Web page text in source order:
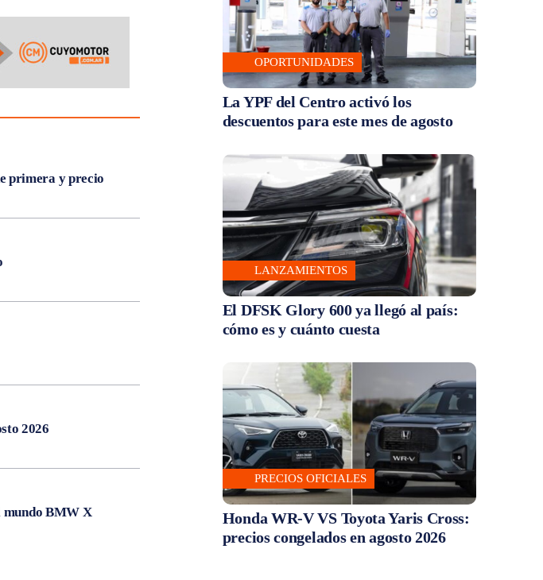
primera y precio
2026
mundo BMW X
OPORTUNIDADES
La YPF del Centro activó los
descuentos para este mes de agosto
LANZAMIENTOS
El DFSK Glory 600 ya llegó al país:
cómo es y cuánto cuesta
PRECIOS OFICIALES
Honda WR-V VS Toyota Yaris Cross:
precios congelados en agosto 2026